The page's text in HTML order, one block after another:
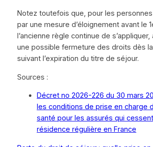
Notez toutefois que, pour les
par une mesure d’éloignement avant le
l’ancienne règle continue de s’appliquer,
une possible fermeture des droits dès
suivant l’expiration du titre de séjour.
Sources :
Décret no 2026-226 du 30 mars
les conditions de prise en charge
santé pour les assurés qui cessent
résidence régulière en France